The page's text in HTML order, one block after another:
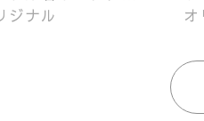
ヤ
ジナル
の